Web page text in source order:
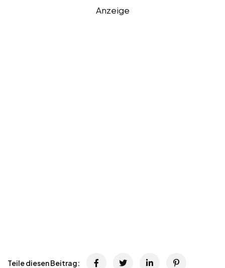
Anzeige
Teile diesen Beitrag: